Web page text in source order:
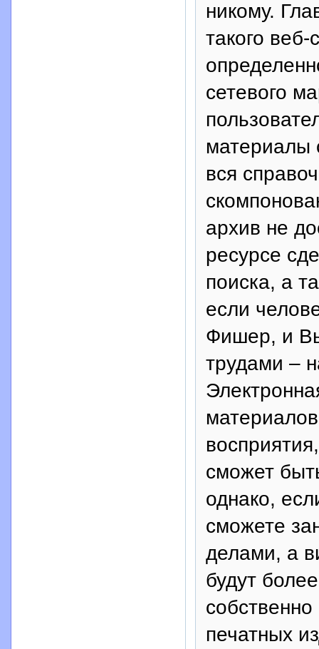
никому.
такого веб-
сетевого
материалы
вся
архив не
ресурсе
поиска, а
если
Фишер, и
трудами –
сможет
однако,
сможете
делами, а
будут
печатных